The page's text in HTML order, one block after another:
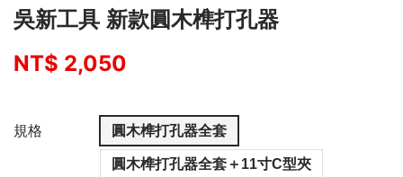
吳新工具 新款圓木榫打孔器
NT$ 2,050
規格 圓木榫打孔器全套
圓木榫打孔器全套＋11寸C型夾